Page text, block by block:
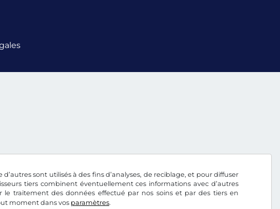
sont utilisés à des fins d’analyses, de reciblage, et pour diffuser
tiers combinent éventuellement ces informations avec d’autres
le traitement des données effectué par nos soins et par des tiers en
moment dans vos paramètres.